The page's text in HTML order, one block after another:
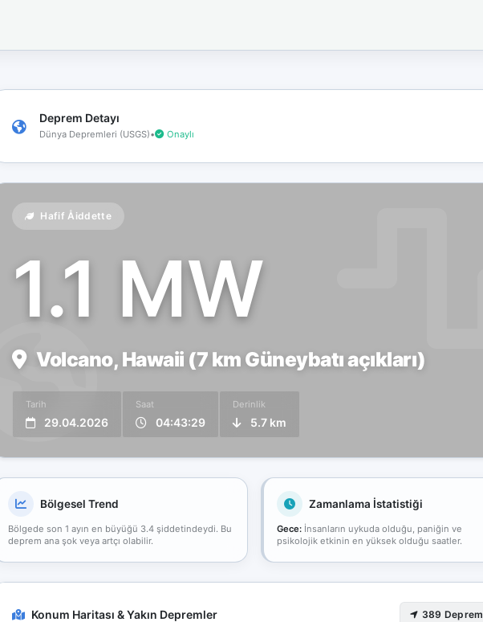
Deprem Detayı
Dünya Depremleri (USGS)• Onaylı
Hafif Åiddette
1.1 MW
Volcano, Hawaii (7 km Güneybatı açıkları)
Tarih
29.04.2026
Saat
04:43:29
Derinlik
5.7 km
Bölgesel Trend
Bölgede son 1 ayın en büyüğü 3.4 şiddetindeydi. Bu
deprem ana şok veya artçı olabilir.
Zamanlama İstatistiği
Gece:İnsanların uykuda olduğu, paniğin ve
psikolojik etkinin en yüksek olduğu saatler.
Konum Haritası & Yakın Depremler 389 Deprem
bağlantınız